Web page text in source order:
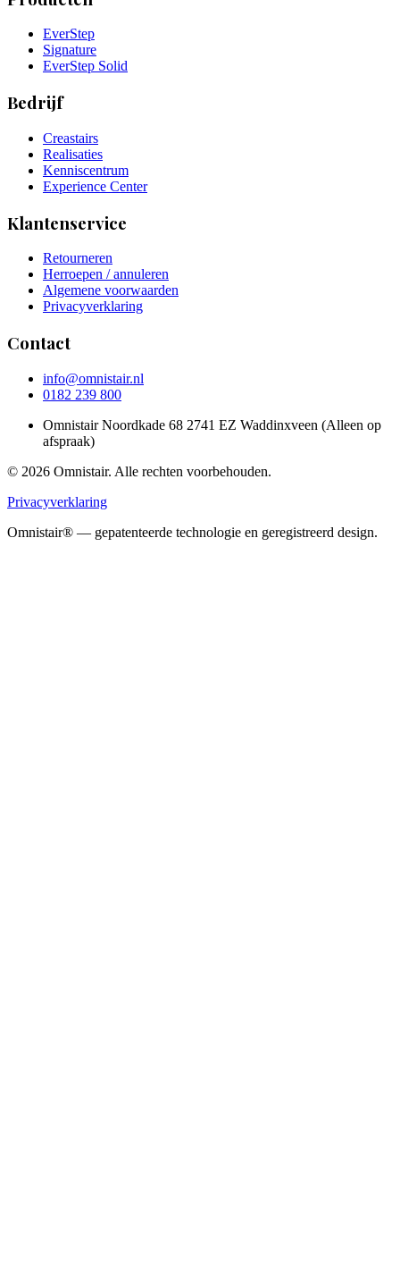
EverStep
Signature
EverStep Solid
Bedrijf
Creastairs
Realisaties
Kenniscentrum
Experience Center
Klantenservice
Retourneren
Herroepen / annuleren
Algemene voorwaarden
Privacyverklaring
Contact
info@omnistair.nl
0182 239 800
Omnistair Noordkade 68 2741 EZ Waddinxveen (Alleen op
afspraak)
© 2026 Omnistair. Alle rechten voorbehouden.
Privacyverklaring
Omnistair® — gepatenteerde technologie en geregistreerd design.